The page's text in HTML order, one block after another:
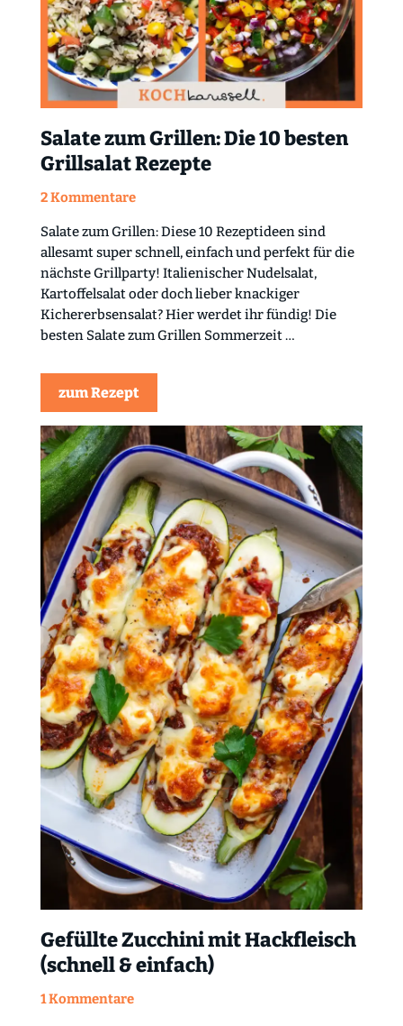
Salate zum Grillen: Die 10 besten
Grillsalat Rezepte
2 Kommentare
Salate zum Grillen: Diese 10 Rezeptideen sind
allesamt super schnell, einfach und perfekt für die
nächste Grillparty! Italienischer Nudelsalat,
Kartoffelsalat oder doch lieber knackiger
Kichererbsensalat? Hier werdet ihr fündig! Die
besten Salate zum Grillen Sommerzeit …
zum Rezept
Gefüllte Zucchini mit Hackfleisch
(schnell & einfach)
1 Kommentare